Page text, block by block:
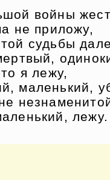
войны
не приложу,
судьбы
я лежу,
маленький,
лежу.